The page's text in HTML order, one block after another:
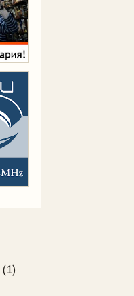
(1)